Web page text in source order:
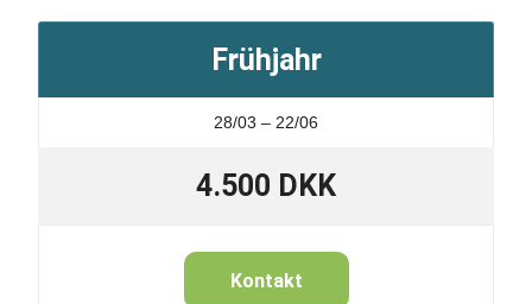
Frühjahr
28/03 – 22/06
4.500 DKK
Kontakt